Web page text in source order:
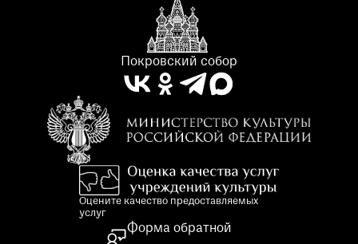
Покровский собор
Оцените качество предоставляемых
услуг
Форма обратной